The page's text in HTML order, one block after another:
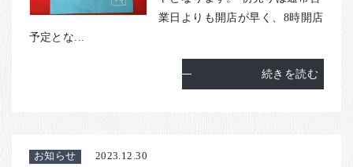
業日よりも開店が早く、8時開店
予定とな...
続きを読む
お知らせ 2023.12.30